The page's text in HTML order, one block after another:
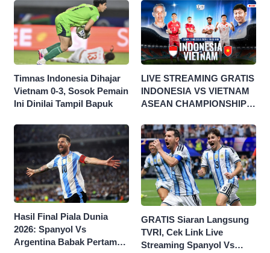
Timnas Indonesia Dihajar
Vietnam 0-3, Sosok Pemain
Ini Dinilai Tampil Bapuk
LIVE STREAMING GRATIS
INDONESIA VS VIETNAM
ASEAN CHAMPIONSHIP
Hasil Final Piala Dunia
2026: Spanyol Vs
Argentina Babak Pertama
GRATIS Siaran Langsung
TVRI, Cek Link Live
Streaming Spanyol Vs